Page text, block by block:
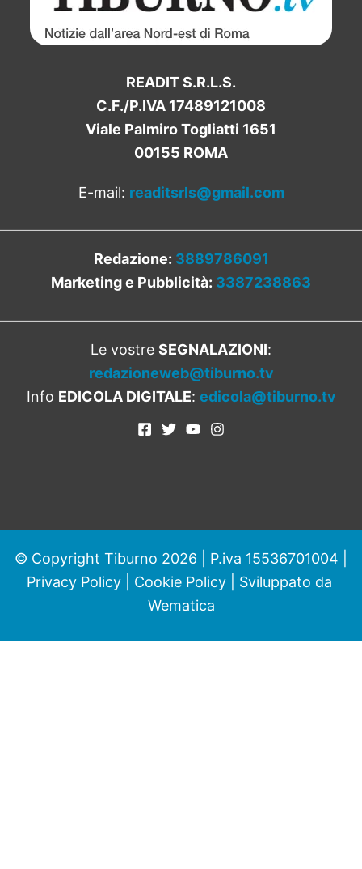
READIT S.R.L.S.
C.F./P.IVA 17489121008
Viale Palmiro Togliatti 1651
00155 ROMA
E-mail: readitsrls@gmail.com
Redazione: 3889786091
Marketing e Pubblicità: 3387238863
Le vostre SEGNALAZIONI:
redazioneweb@tiburno.tv
Info EDICOLA DIGITALE: edicola@tiburno.tv
© Copyright Tiburno 2026 | P.iva 15536701004 |
Privacy Policy| Cookie Policy| Sviluppato da
Wematica